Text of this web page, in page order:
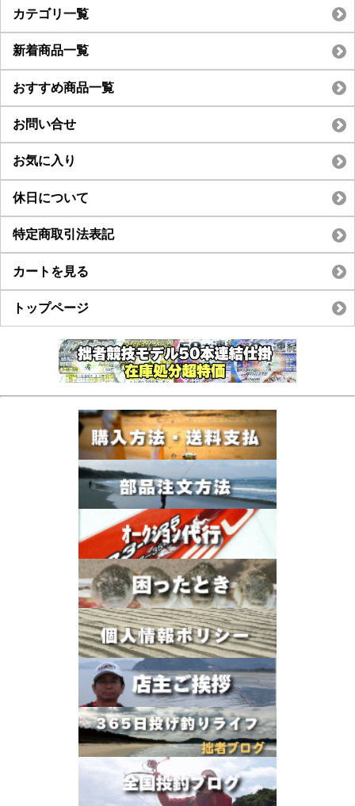
カテゴリ一覧
新着商品一覧
おすすめ商品一覧
お問い合せ
お気に入り
休日について
特定商取引法表記
カートを見る
トップページ